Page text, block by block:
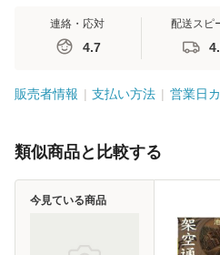
連絡・応対
4.7
配送スピ
販売者情報 支払い方法 営業日
類似商品と比較する
今見ている商品